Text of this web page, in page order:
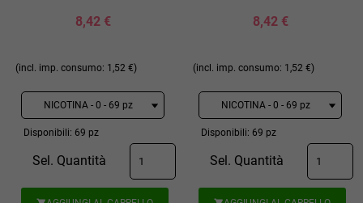
8,42 €
(incl. imp. consumo: 1,52 €)
Disponibili: 69 pz
Sel. Quantità
8,42 €
(incl. imp. consumo: 1,52 €)
Disponibili: 69 pz
Sel. Quantità